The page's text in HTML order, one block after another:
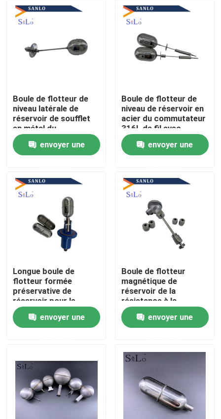
Maison
Au sujet de nous
Visite d'usine
Contactez-nous
Demandez une citation
Boule de flotteur magnétique
Boule de flotteur de
niveau latérale de
réservoir de soufflet
en métal du
commutateur SS304
envoyer une
Boule de flotteur de
niveau de réservoir en
acier du commutateur
316L de fil avec
Polonais
envoyer une
Longue boule de
flotteur formée
préservative de
réservoir pour le
commutateur de
niveau latéralenvoyer une
Boule de flotteur
magnétique de
réservoir de la
résistance à la
corrosion SS316
envoyer une